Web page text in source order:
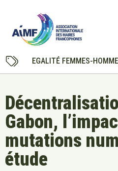
EGALITÉ FEMMES-
Gabon,
mutations
étude